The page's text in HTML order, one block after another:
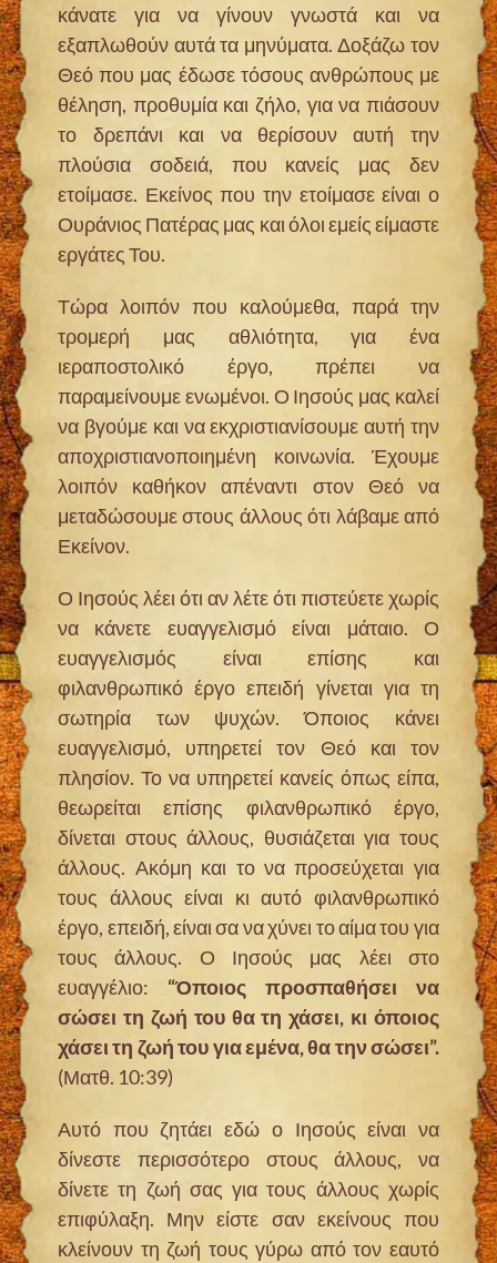
κάνατε για να γίνουν γνωστά και να
εξαπλωθούν αυτά τα μηνύματα. Δοξάζω τον
Θεό που μας έδωσε τόσους ανθρώπους με
θέληση, προθυμία και ζήλο, για να πιάσουν
το δρεπάνι και να θερίσουν αυτή την
πλούσια σοδειά, που κανείς μας δεν
ετοίμασε. Εκείνος που την ετοίμασε είναι ο
Ουράνιος Πατέρας μας και όλοι εμείς είμαστε
εργάτες Του.
Τώρα λοιπόν που καλούμεθα, παρά την
τρομερή μας αθλιότητα, για ένα
ιεραποστολικό έργο, πρέπει να
παραμείνουμε ενωμένοι. Ο Ιησούς μας καλεί
να βγούμε και να εκχριστιανίσουμε αυτή την
αποχριστιανοποιημένη κοινωνία. Έχουμε
λοιπόν καθήκον απέναντι στον Θεό να
μεταδώσουμε στους άλλους ότι λάβαμε από
Εκείνον.
Ο Ιησούς λέει ότι αν λέτε ότι πιστεύετε χωρίς
να κάνετε ευαγγελισμό είναι μάταιο. Ο
ευαγγελισμός είναι επίσης και
φιλανθρωπικό έργο επειδή γίνεται για τη
σωτηρία των ψυχών. Όποιος κάνει
ευαγγελισμό, υπηρετεί τον Θεό και τον
πλησίον. Το να υπηρετεί κανείς όπως είπα,
θεωρείται επίσης φιλανθρωπικό έργο,
δίνεται στους άλλους, θυσιάζεται για τους
άλλους. Ακόμη και το να προσεύχεται για
τους άλλους είναι κι αυτό φιλανθρωπικό
έργο, επειδή, είναι σα να χύνει το αίμα του για
τους άλλους. Ο Ιησούς μας λέει στο
ευαγγέλιο: “Όποιος προσπαθήσει να
σώσει τη ζωή του θα τη χάσει, κι όποιος
χάσει τη ζωή του για εμένα, θα την σώσει”.
(Ματθ. 10:39)
Αυτό που ζητάει εδώ ο Ιησούς είναι να
δίνεστε περισσότερο στους άλλους, να
δίνετε τη ζωή σας για τους άλλους χωρίς
επιφύλαξη. Μην είστε σαν εκείνους που
κλείνουν τη ζωή τους γύρω από τον εαυτό